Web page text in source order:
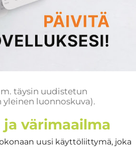
täysin uudistetun
luonnoskuva).
värimaailma
uusi käyttöliittymä, joka